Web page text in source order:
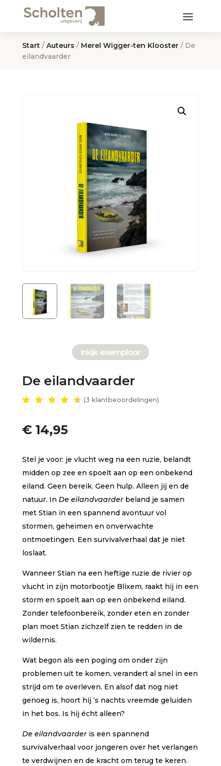
Start / Auteurs / Merel Wigger-ten Klooster/ De
eilandvaarder
Inkijk exemplaar
De eilandvaarder
4.67
op 5
klant
waarde
ringen
(3 klantbeoordelingen)
€14,95
Stel je voor: je vlucht weg na een ruzie, belandt
midden op zee en spoelt aan op een onbekend
eiland. Geen bereik. Geen hulp. Alleen jij en de
natuur. In De eilandvaarderbeland je samen
met Stian in een spannend avontuur vol
stormen, geheimen en onverwachte
ontmoetingen. Een survivalverhaal dat je niet
loslaat.
Wanneer Stian na een heftige ruzie de rivier op
vlucht in zijn motorbootje Blixem, raakt hij in een
storm en spoelt aan op een onbekend eiland.
Zonder telefoonbereik, zonder eten en zonder
plan moet Stian zichzelf zien te redden in de
wildernis.
Wat begon als een poging om onder zijn
problemen uit te komen, verandert al snel in een
strijd om te overleven. En alsof dat nog niet
genoeg is, hoort hij ‘s nachts vreemde geluiden
in het bos. Is hij écht alleen?
De eilandvaarderis een spannend
survivalverhaal voor jongeren over het verlangen
te verdwijnen en de kracht om terug te keren.